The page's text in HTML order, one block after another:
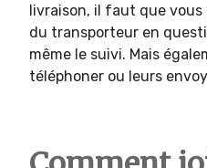
livraison, il faut que vous
du transporteur en
même le suivi. Mais
téléphoner ou leurs